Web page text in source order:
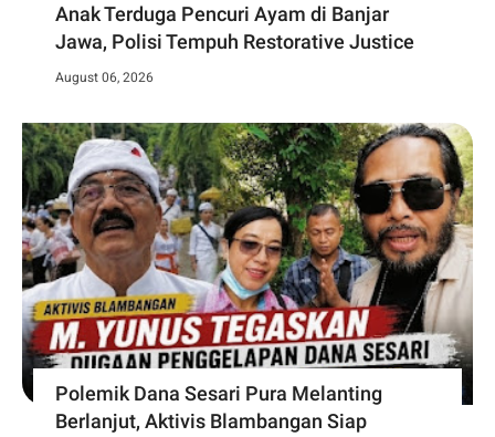
Anak Terduga Pencuri Ayam di Banjar
Jawa, Polisi Tempuh Restorative Justice
August 06, 2026
Polemik Dana Sesari Pura Melanting
Berlanjut, Aktivis Blambangan Siap